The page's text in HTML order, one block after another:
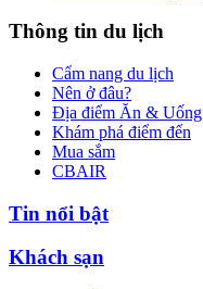
Thông tin du lịch
Cẩm nang du lịch
Nên ở đâu?
Địa điểm Ăn & Uống
Khám phá điểm đến
Mua sắm
CBAIR
Tin nổi bật
Khách sạn